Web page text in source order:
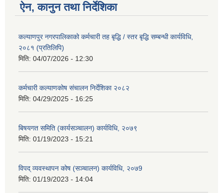
ऐन, कानुन तथा निर्देशिका
कल्याणपुर नगरपालिकाको कर्मचारी तह बृद्धि / स्तर बृद्धि सम्बन्धी कार्यविधि,
२०८१ (प्रतिलिपि)
मिति: 04/07/2026 - 12:30
कर्मचारी कल्याणकोष संचालन निर्देशिका २०८२
मिति: 04/29/2025 - 16:25
बिषयगत समिति (कार्यसञ्चालन) कार्यविधि, २०७९
मिति: 01/19/2023 - 15:21
विपद् व्यवस्थापन कोष (सञ्चालन) कार्यविधि, २०७9
मिति: 01/19/2023 - 14:04